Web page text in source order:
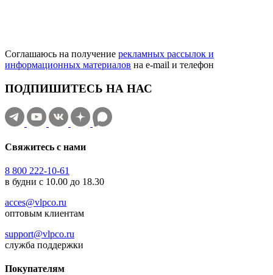
Соглашаюсь на получение рекламных рассылок и
информационных материалов на e‑mail и телефон
ПОДПИШИТЕСЬ НА НАС
Свяжитесь с нами
8 800 222-10-61
в будни с 10.00 до 18.30
acces@vlpco.ru
оптовым клиентам
support@vlpco.ru
служба поддержки
Покупателям